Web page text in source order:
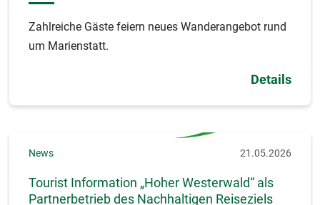
Zahlreiche Gäste feiern neues Wanderangebot rund
um Marienstatt.
Details
News 21.05.2026
Tourist Information „Hoher Westerwald“ als
Partnerbetrieb des Nachhaltigen Reiseziels